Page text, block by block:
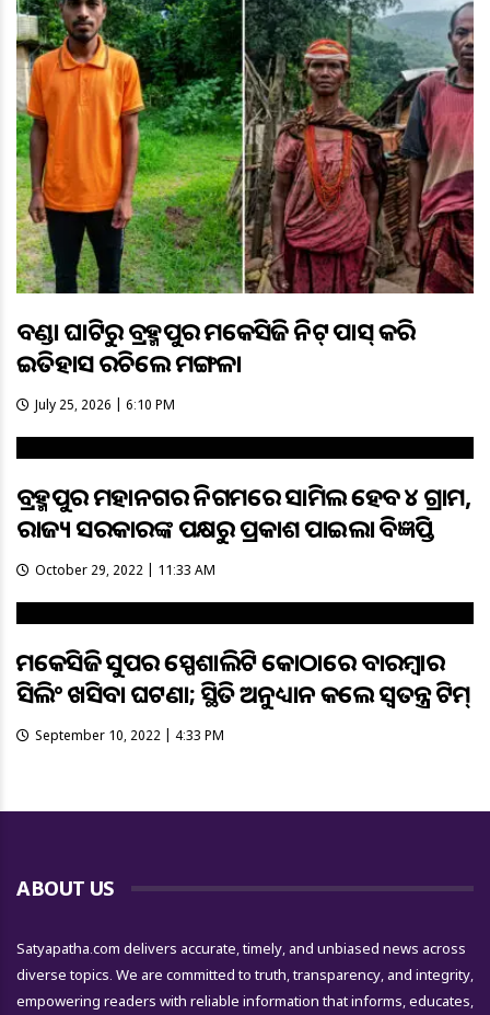
ବଣ୍ଡା ଘାଟିରୁ ବ୍ରହ୍ମପୁର ଏମକେସିଜି ନିଟ୍ ପାସ୍ କରି
ଇତିହାସ ରଚିଲେ ମଙ୍ଗଳା
July 25, 2026 | 6:10 PM
ବ୍ରହ୍ମପୁର ମହାନଗର ନିଗମରେ ସାମିଲ ହେବ ୪ ଗ୍ରାମ,
ରାଜ୍ୟ ସରକାରଙ୍କ ପକ୍ଷରୁ ପ୍ରକାଶ ପାଇଲା ବିଜ୍ଞପ୍ତି
October 29, 2022 | 11:33 AM
ଏମକେସିଜି ସୁପର ସ୍ପେଶାଲିଟି କୋଠାରେ ବାରମ୍ବାର
ସିଲିଂ ଖସିବା ଘଟଣା; ସ୍ଥିତି ଅନୁଧ୍ୟାନ କଲେ ସ୍ଵତନ୍ତ୍ର ଟିମ୍
September 10, 2022 | 4:33 PM
ABOUT US
Satyapatha.com delivers accurate, timely, and unbiased news across
diverse topics. We are committed to truth, transparency, and integrity,
empowering readers with reliable information that informs, educates,